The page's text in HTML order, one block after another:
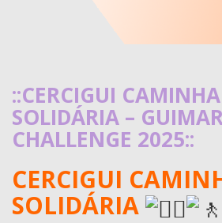
::CERCIGUI
SOLIDÁRIA –
CHALLENGE 2025::
CERCIGUI
SOLIDÁRIA